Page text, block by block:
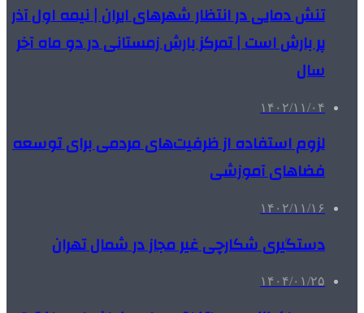
تنش دمایی در انتظار شهرهای ایران | نیمه اول آذر
پر بارش‌ است | تمرکز بارش‌ زمستانی در دو ماه آخر
سال
۱۴۰۲/۱۱/۰۴
لزوم استفاده از ظرفیت‌های مردمی برای توسعه
فضاهای آموزشی
۱۴۰۲/۱۱/۱۶
دستگیری شکارچی غیر مجاز در شمال تهران
۱۴۰۴/۰۱/۲۵